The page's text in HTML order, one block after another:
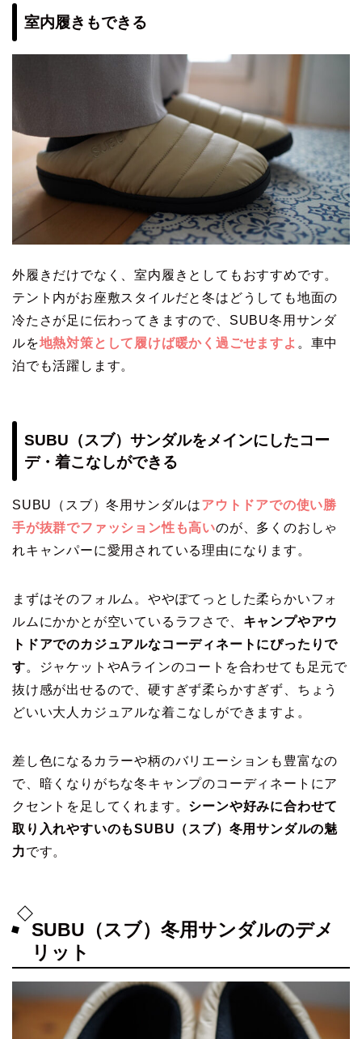
室内履きもできる
外履きだけでなく、室内履きとしてもおすすめです。
テント内がお座敷スタイルだと冬はどうしても地面の
冷たさが足に伝わってきますので、SUBU冬用サンダ
ルを地熱対策として履けば暖かく過ごせますよ 。車中
泊でも活躍します。
SUBU（スブ）サンダルをメインにしたコー
デ・着こなしができる
SUBU（スブ）冬用サンダルはアウトドアでの使い勝
手が抜群でファッション性も高いのが、多くのおしゃ
れキャンパーに愛用されている理由になります。
まずはそのフォルム。ややぽてっとした柔らかいフォ
ルムにかかとが空いているラフさで、 キャンプやアウ
トドアでのカジュアルなコーディネートにぴったりで
す。ジャケットやAラインのコートを合わせても足元で
抜け感が出せるので、硬すぎず柔らかすぎず、ちょう
どいい大人カジュアルな着こなしができますよ。
差し色になるカラーや柄のバリエーションも豊富なの
で、暗くなりがちな冬キャンプのコーディネートにア
クセントを足してくれます。 シーンや好みに合わせて
取り入れやすいのもSUBU（スブ）冬用サンダルの魅
力です。
SUBU（スブ）冬用サンダルのデメ
リット